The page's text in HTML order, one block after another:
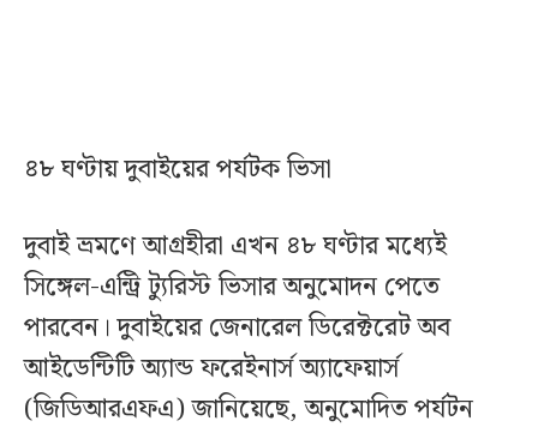
৪৮ ঘণ্টায় দুবাইয়ের পর্যটক ভিসা
দুবাই ভ্রমণে আগ্রহীরা এখন ৪৮ ঘণ্টার মধ্যেই
সিঙ্গেল-এন্ট্রি ট্যুরিস্ট ভিসার অনুমোদন পেতে
পারবেন। দুবাইয়ের জেনারেল ডিরেক্টরেট অব
আইডেন্টিটি অ্যান্ড ফরেইনার্স অ্যাফেয়ার্স
(জিডিআরএফএ) জানিয়েছে, অনুমোদিত পর্যটন